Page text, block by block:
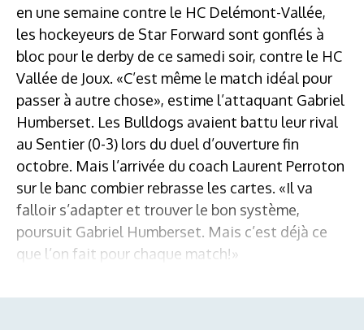
en une semaine contre le HC Delémont-Vallée,
les hockeyeurs de Star Forward sont gonflés à
bloc pour le derby de ce samedi soir, contre le HC
Vallée de Joux. «C’est même le match idéal pour
passer à autre chose», estime l’attaquant Gabriel
Humberset. Les Bulldogs avaient battu leur rival
au Sentier (0-3) lors du duel d’ouverture fin
octobre. Mais l’arrivée du coach Laurent Perroton
sur le banc combier rebrasse les cartes. «Il va
falloir s’adapter et trouver le bon système,
poursuit Gabriel Humberset. Mais c’est déjà ce
que l’on fait pour chaque match!»